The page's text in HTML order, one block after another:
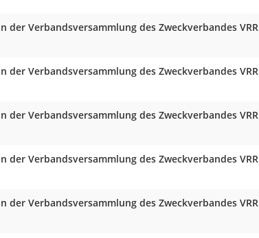
Verbandsversammlung des Zweckverbandes VRR
Verbandsversammlung des Zweckverbandes VRR
Verbandsversammlung des Zweckverbandes VRR
Verbandsversammlung des Zweckverbandes VRR
Verbandsversammlung des Zweckverbandes VRR